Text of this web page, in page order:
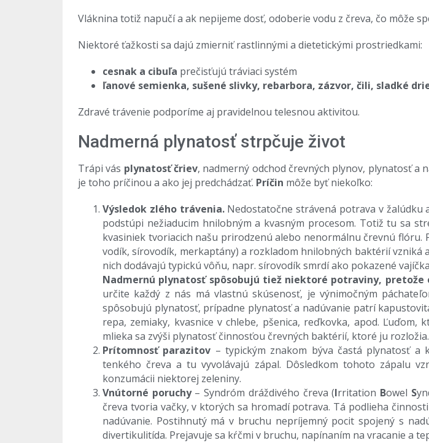
Vláknina totiž napučí a ak nepijeme dosť, odoberie vodu z čreva, čo môže
Niektoré ťažkosti sa dajú zmierniť rastlinnými a dietetickými prostriedkami:
cesnak a cibuľa prečisťujú tráviaci systém
ľanové semienka, sušené slivky, rebarbora, zázvor, čili, sladké
Zdravé trávenie podporíme aj pravidelnou telesnou aktivitou.
Nadmerná plynatosť strpčuje život
Trápi vás plynatosť čriev, nadmerný odchod črevných plynov, plynatosť a
je toho príčinou a ako jej predchádzať. Príčin môže byť niekoľko:
Výsledok zlého trávenia.Nedostatočne strávená potrava v žalúdku
podstúpi nežiaducim hnilobným a kvasným procesom. Totiž tu sa
kvasiniek tvoriacich našu prirodzenú alebo nenormálnu črevnú
vodík, sírovodík, merkaptány) a rozkladom hnilobných baktérií vzniká
nich dodávajú typickú vôňu, napr. sírovodík smrdí ako pokazené
Nadmernú plynatosť spôsobujú tiež niektoré potraviny,
určite každý z nás má vlastnú skúsenosť, je výnimočným
spôsobujú plynatosť, prípadne plynatosť a nadúvanie patrí
repa, zemiaky, kvasnice v chlebe, pšenica, reďkovka, apod.
mlieka sa zvýši plynatosť činnosťou črevných baktérií, ktoré ju rozložia.
Prítomnosť parazitov – typickým znakom býva častá plynatosť a
tenkého čreva a tu vyvolávajú zápal. Dôsledkom tohoto zápalu
konzumácii niektorej zeleniny.
Vnútorné poruchy– Syndróm dráždivého čreva (Irritation Bowel S
čreva tvoria vačky, v ktorých sa hromadí potrava. Tá podlieha
nadúvanie. Postihnutý má v bruchu nepríjemný pocit spojený s
divertikulitída. Prejavuje sa kŕčmi v bruchu, napínaním na vracanie a